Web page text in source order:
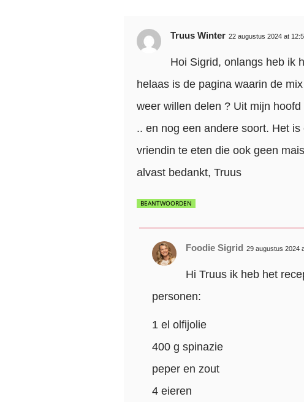
Truus Winter 22 augustus 2024 at
Hoi Sigrid, onlangs heb ik
helaas is de pagina waarin de
weer willen delen ? Uit mijn
.. en nog een andere soort. Het
vriendin te eten die ook geen
alvast bedankt, Truus
BEANTWOORDEN
Foodie Sigrid 29 augustus 2024
Hi Truus ik heb het
personen:
1 el olfijolie
400 g spinazie
peper en zout
4 eieren